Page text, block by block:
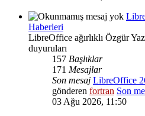
Haberleri
LibreOffice ağırlıklı Özgür
duyuruları
157 Başlıklar
171 Mesajlar
Son mesaj LibreOffice
gönderen fortran Son
03 Ağu 2026, 11:50